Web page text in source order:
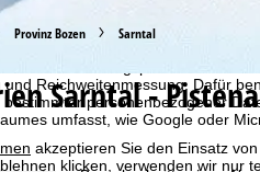
erheben wir mit Hilfe von
und Reichweitenmessung. Dafür
personenbezogener
umfasst, wie Google oder
akzeptieren Sie den Einsatz
klicken, verwenden wir nur
Provinz Bozen Sarntal
Sarntal -